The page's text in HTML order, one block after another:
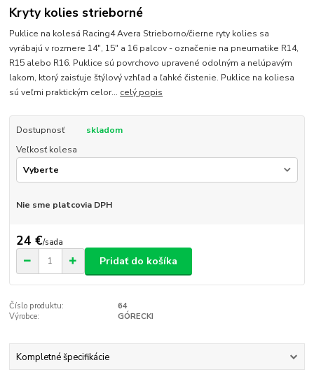
Kryty kolies strieborné
Puklice na kolesá Racing4 Avera Strieborno/čierne ryty kolies sa
vyrábajú v rozmere 14", 15" a 16 palcov - označenie na pneumatike R14,
R15 alebo R16. Puklice sú povrchovo upravené odolným a nelúpavým
lakom, ktorý zaisťuje štýlový vzhľad a ľahké čistenie. Puklice na koliesa
sú veľmi praktickým celor... celý popis
Dostupnosť
skladom
Veľkosť kolesa
Nie sme platcovia DPH
24 €/sada
Pridať do košíka
Číslo produktu:
64
Výrobce:
GÓRECKI
Kompletné špecifikácie